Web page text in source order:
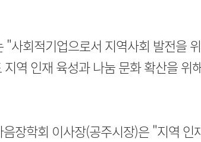
"사회적기업으로서 지역사회 발전을
역 인재 육성과 나눔 문화 확산을 위
장학회 이사장(공주시장)은 "지역 인